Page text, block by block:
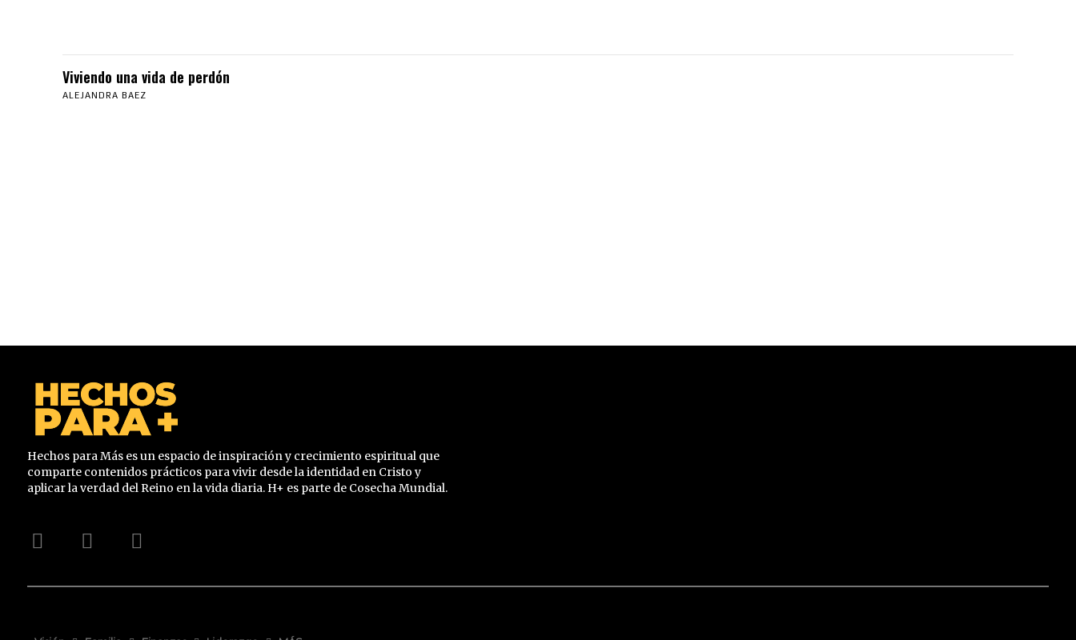
Viviendo una vida de perdón
ALEJANDRA BAEZ
Hechos para Más es un espacio de inspiración y crecimiento espiritual que
comparte contenidos prácticos para vivir desde la identidad en Cristo y
aplicar la verdad del Reino en la vida diaria. H+ es parte de Cosecha Mundial.